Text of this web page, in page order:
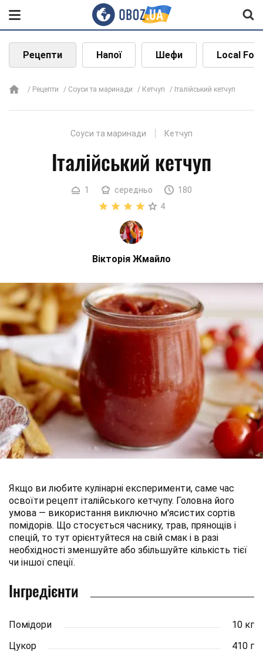
Рецепти Напої Шефи Local
Рецепти Соуси та маринади Кетчуп Італійський кетчуп
Соуси та маринади Кетчуп
Італійський кетчуп
1 середньо
180
4
Вікторія Жмайло
Якщо ви любите кулінарні експерименти, саме час
освоїти рецепт італійського кетчупу. Головна його
умова — використання виключно м'ясистих сортів
помідорів. Що стосується часнику, трав, прянощів і
спецій, то тут орієнтуйтеся на свій смак і в разі
необхідності зменшуйте або збільшуйте кількість тієї
чи іншої спеції.
Інгредієнти
Помідори
10 кг
Цукор
410 г